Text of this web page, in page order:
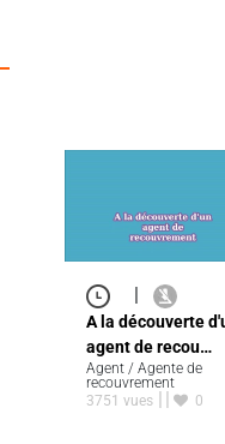
A la découverte
agent de recou…
Agent / Agente de
recouvrement
3751 vues
0